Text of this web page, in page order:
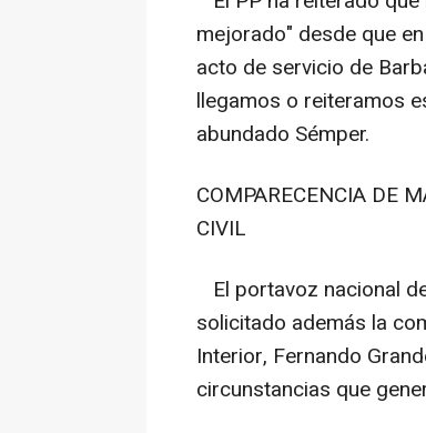
mejorado" desde que
acto de servicio de
llegamos o reiteramos
abundado Sémper.
COMPARECENCIA DE
CIVIL
El portavoz nacional
solicitado además la
Interior, Fernando
circunstancias que